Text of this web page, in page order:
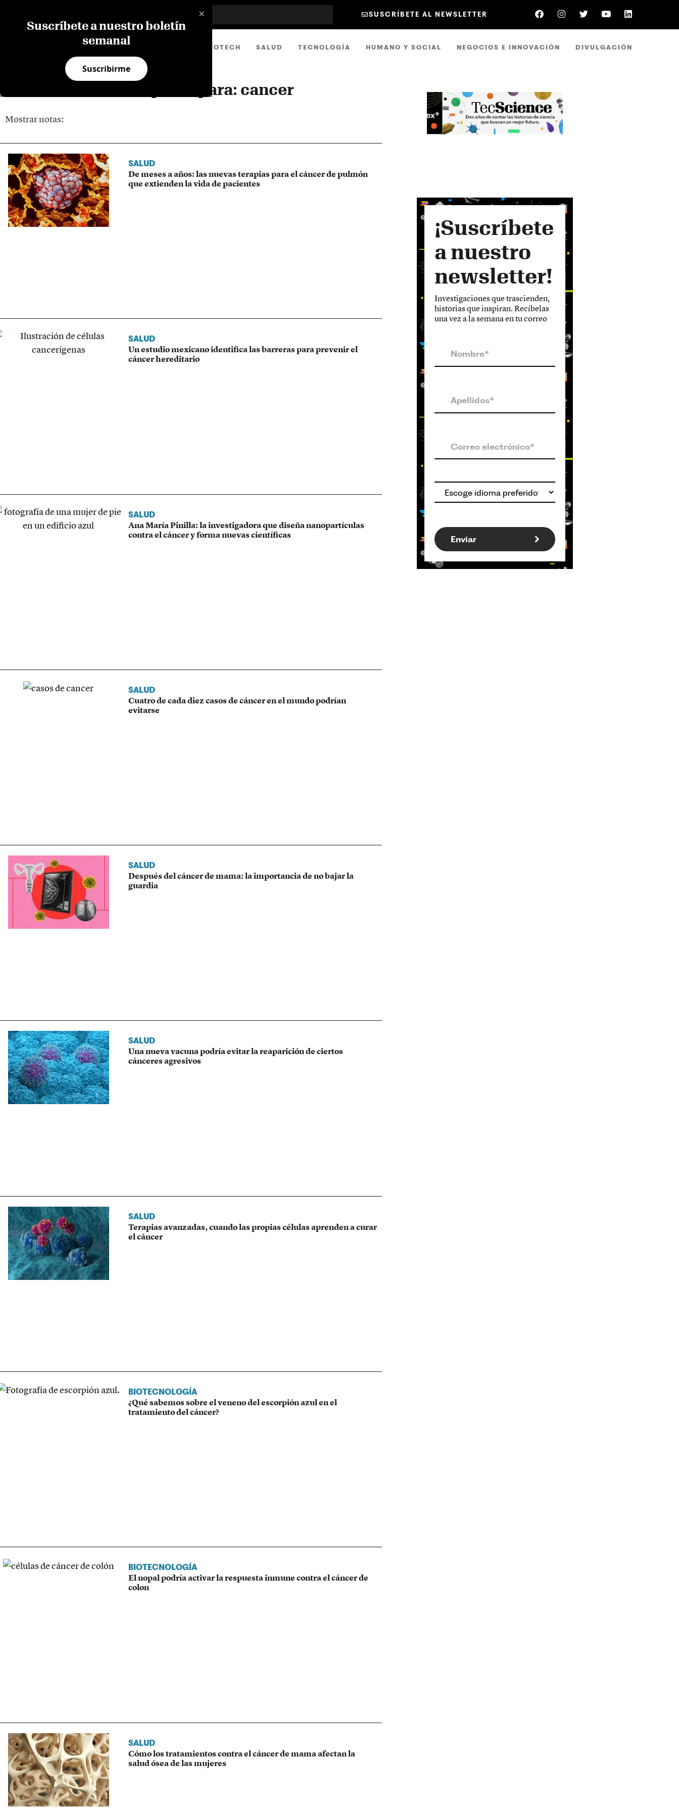
×
Suscríbete a nuestro boletín
semanal
Suscribirme
SUSCRÍBETE AL NEWSLETTER
BIOTECH SALUD TECNOLOGÍA HUMANO Y SOCIAL NEGOCIOS E INNOVACIÓN DIVULGACIÓN
Resultados de búsqueda para: cancer
Mostrar notas:
SALUD
De meses a años: las nuevas terapias para el cáncer de pulmón
que extienden la vida de pacientes
SALUD
Un estudio mexicano identifica las barreras para prevenir el
cáncer hereditario
SALUD
Ana María Pinilla: la investigadora que diseña nanopartículas
contra el cáncer y forma nuevas científicas
SALUD
Cuatro de cada diez casos de cáncer en el mundo podrían
evitarse
SALUD
Después del cáncer de mama: la importancia de no bajar la
guardia
SALUD
Una nueva vacuna podría evitar la reaparición de ciertos
cánceres agresivos
SALUD
Terapias avanzadas, cuando las propias células aprenden a curar
el cáncer
BIOTECNOLOGÍA
¿Qué sabemos sobre el veneno del escorpión azul en el
tratamiento del cáncer?
BIOTECNOLOGÍA
El nopal podría activar la respuesta inmune contra el cáncer de
colon
SALUD
Cómo los tratamientos contra el cáncer de mama afectan la
salud ósea de las mujeres
¡Suscríbete
a nuestro
newsletter!
Investigaciones que trascienden,
historias que inspiran. Recíbelas
una vez a la semana en tu correo